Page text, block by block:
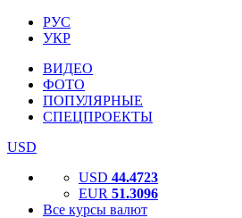
РУС
УКР
ВИДЕО
ФОТО
ПОПУЛЯРНЫЕ
СПЕЦПРОЕКТЫ
USD
USD 44.4723
EUR 51.3096
Все курсы валют